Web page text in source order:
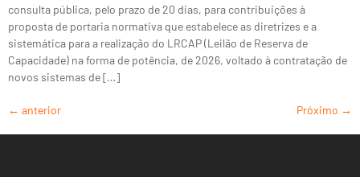
consulta pública, pelo prazo de 20 dias, para contribuições à
proposta de portaria normativa que estabelece as diretrizes e a
sistemática para a realização do LRCAP (Leilão de Reserva de
Capacidade) na forma de potência, de 2026, voltado à contratação de
novos sistemas de […]
← anterior Próximo →